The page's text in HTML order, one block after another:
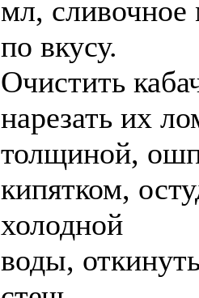
мл, сливочное
по вкусу.
Очистить
нарезать их
толщиной,
кипятком,
холодной
воды,